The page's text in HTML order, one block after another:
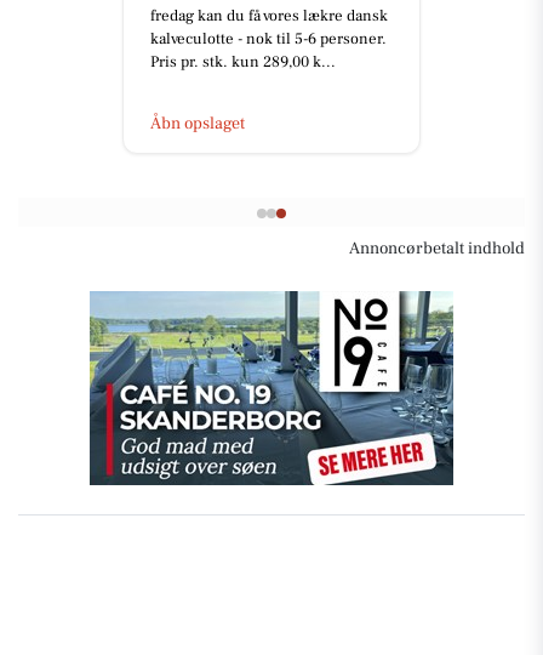
fredag kan du få vores lækre dansk
kalveculotte - nok til 5-6 personer.
Pris pr. stk. kun 289,00 k...
Åbn opslaget
Annoncørbetalt indhold